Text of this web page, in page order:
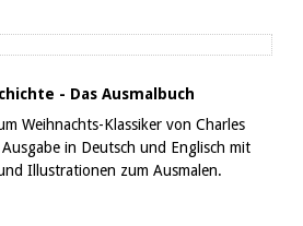
- Das Ausmalbuch
Weihnachts-Klassiker von Charles
in Deutsch und Englisch mit
Illustrationen zum Ausmalen.